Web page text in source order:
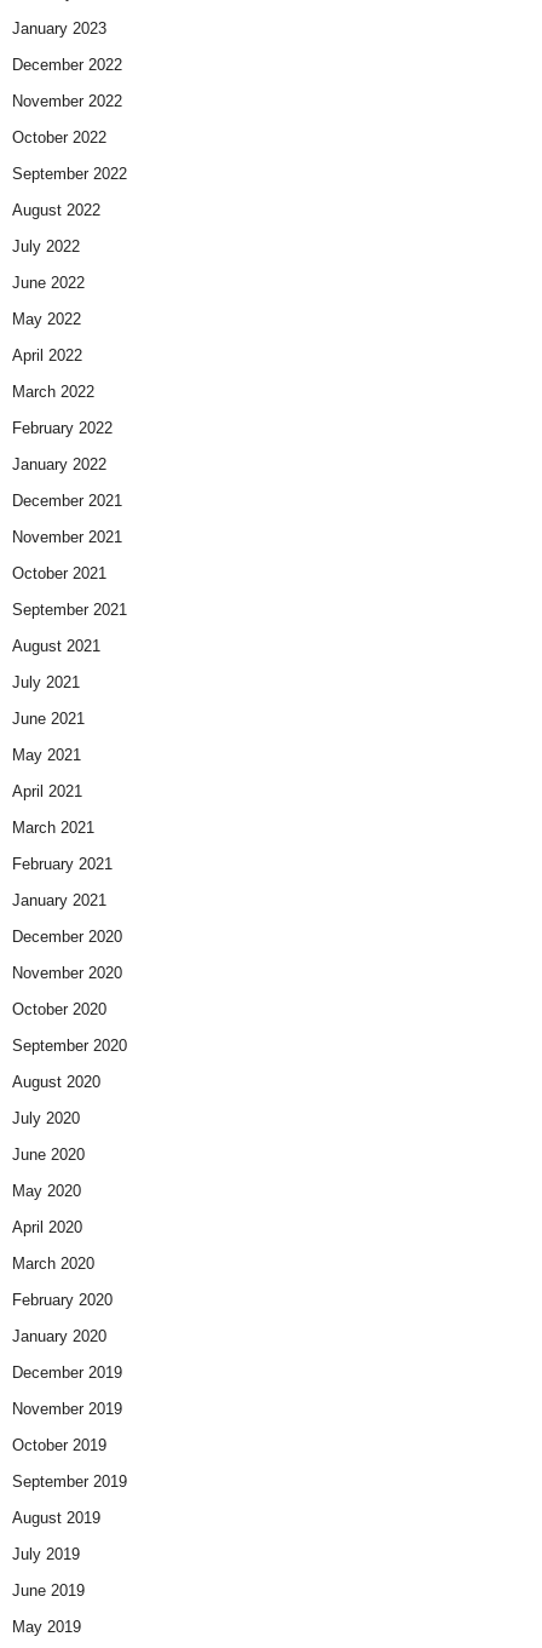
January 2023
December 2022
November 2022
October 2022
September 2022
August 2022
July 2022
June 2022
May 2022
April 2022
March 2022
February 2022
January 2022
December 2021
November 2021
October 2021
September 2021
August 2021
July 2021
June 2021
May 2021
April 2021
March 2021
February 2021
January 2021
December 2020
November 2020
October 2020
September 2020
August 2020
July 2020
June 2020
May 2020
April 2020
March 2020
February 2020
January 2020
December 2019
November 2019
October 2019
September 2019
August 2019
July 2019
June 2019
May 2019